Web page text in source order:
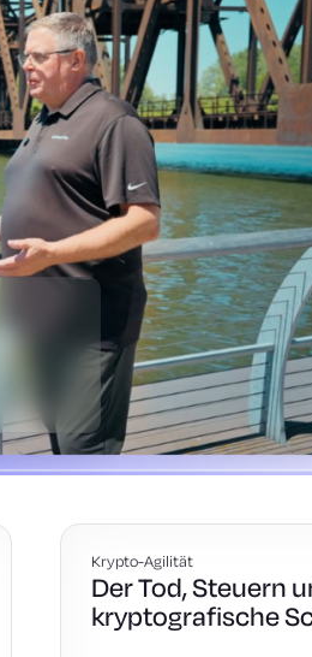
Krypto-Agilität
Der Tod, Steuern
kryptografische